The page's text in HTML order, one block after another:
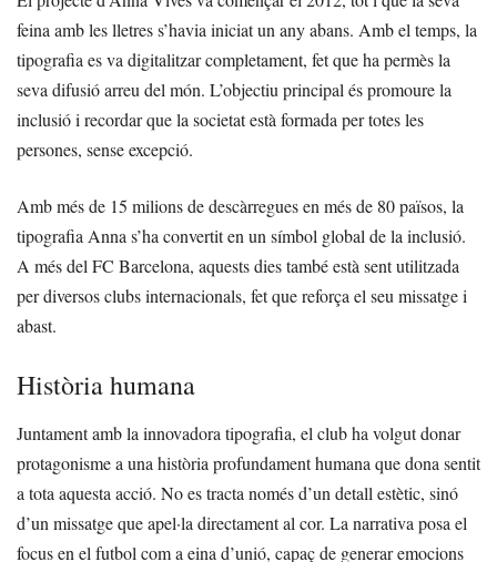
feina amb les lletres s’havia iniciat un any abans. Amb el temps, la
tipografia es va digitalitzar completament, fet que ha permès la
seva difusió arreu del món. L’objectiu principal és promoure la
inclusió i recordar que la societat està formada per totes les
persones, sense excepció.
Amb més de 15 milions de descàrregues en més de 80 països, la
tipografia Anna s’ha convertit en un símbol global de la inclusió.
A més del FC Barcelona, aquests dies també està sent utilitzada
per diversos clubs internacionals, fet que reforça el seu missatge i
abast.
Història humana
Juntament amb la innovadora tipografia, el club ha volgut donar
protagonisme a una història profundament humana que dona sentit
a tota aquesta acció. No es tracta només d’un detall estètic, sinó
d’un missatge que apel·la directament al cor. La narrativa posa el
focus en el futbol com a eina d’unió, capaç de generar emocions